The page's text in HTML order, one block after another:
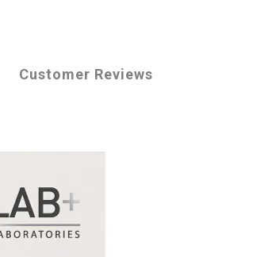
Customer Reviews